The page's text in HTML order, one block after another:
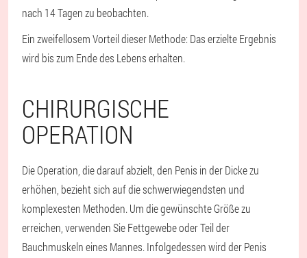
nach 14 Tagen zu beobachten.
Ein zweifellosem Vorteil dieser Methode: Das erzielte Ergebnis
wird bis zum Ende des Lebens erhalten.
CHIRURGISCHE
OPERATION
Die Operation, die darauf abzielt, den Penis in der Dicke zu
erhöhen, bezieht sich auf die schwerwiegendsten und
komplexesten Methoden. Um die gewünschte Größe zu
erreichen, verwenden Sie Fettgewebe oder Teil der
Bauchmuskeln eines Mannes. Infolgedessen wird der Penis